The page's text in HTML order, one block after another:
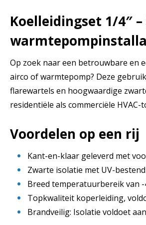
Koelleidingset 1/4″
Op zoek naar een betrouwbare en
airco of warmtepomp? Deze
flarewartels en hoogwaardige
residentiële als commerciële HVAC-
Voordelen op een rij
Kant-en-klaar geleverd met
Zwarte isolatie met UV-
Breed temperatuurbereik van -
Topkwaliteit koperleiding,
Brandveilig: Isolatie voldoet